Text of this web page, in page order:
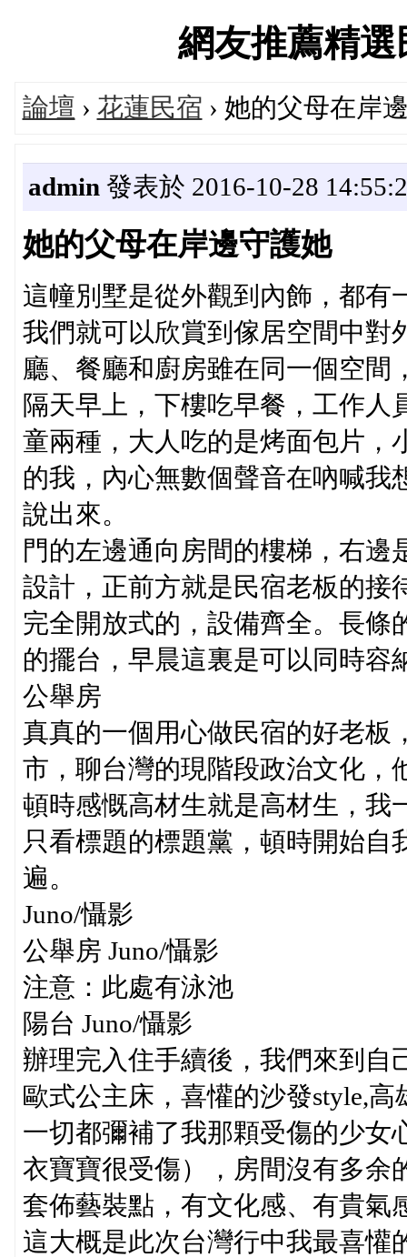
網友推薦精
論壇 › 花蓮民宿 › 她的父母在岸
admin 發表於 2016-10-28
她的父母在岸邊守護她
這幢別墅是從外觀到內飾，都有
我們就可以欣賞到傢居空間中對
廳、餐廳和廚房雖在同一個空間
隔天早上，下樓吃早餐，工作人
童兩種，大人吃的是烤面包片，
的我，內心無數個聲音在吶喊我
說出來。
門的左邊通向房間的樓梯，右
設計，正前方就是民宿老板的接
完全開放式的，設備齊全。長條
的擺台，早晨這裏是可以同時容
公舉房
真真的一個用心做民宿的好老板
市，聊台灣的現階段政治文化，
頓時感慨高材生就是高材生，我
只看標題的標題黨，頓時開始
遍。
Juno/懾影
公舉房 Juno/懾影
注意：此處有泳池
陽台 Juno/懾影
辦理完入住手續後，我們來到自
歐式公主床，喜懽的沙發style,
一切都彌補了我那顆受傷的少女
衣寶寶很受傷），房間沒有多余
套佈藝裝點，有文化感、有貴氣
這大概是此次台灣行中我最喜懽